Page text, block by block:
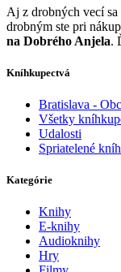
Aj z drobných vecí
drobným ste pri
na Dobrého Anjela.
Kníhkupectvá
Bratislava -
Všetky
Udalosti
Spriatelené
Kategórie
Knihy
E-knihy
Audioknihy
Hry